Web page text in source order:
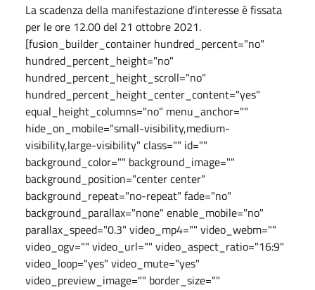
La scadenza della manifestazione d'interesse è fissata
per le ore 12.00 del 21 ottobre 2021.
[fusion_builder_container hundred_percent="no"
hundred_percent_height="no"
hundred_percent_height_scroll="no"
hundred_percent_height_center_content="yes"
equal_height_columns="no" menu_anchor=""
hide_on_mobile="small-visibility,medium-
visibility,large-visibility" class="" id=""
background_color="" background_image=""
background_position="center center"
background_repeat="no-repeat" fade="no"
background_parallax="none" enable_mobile="no"
parallax_speed="0.3" video_mp4="" video_webm=""
video_ogv="" video_url="" video_aspect_ratio="16:9"
video_loop="yes" video_mute="yes"
video_preview_image="" border_size=""